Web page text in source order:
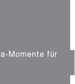
Momente für